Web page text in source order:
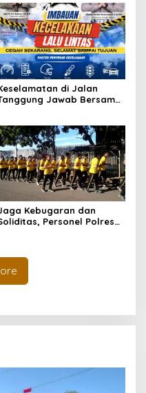
di Jalan
Jawab Bersama,
Lintas
Kebugaran dan
Personel Polres